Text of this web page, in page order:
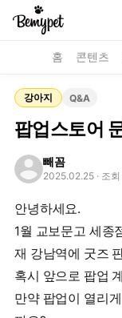
홈 콘텐츠
강아지 Q&A
팝업스토어
빼꼼
2025.02.25 · 조
안녕하세요.
1월 교보문고 세종
재 강남역에 굿즈
혹시 앞으로 팝업
만약 팝업이 열리